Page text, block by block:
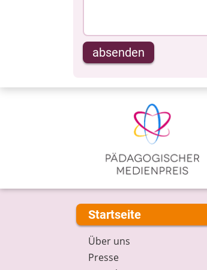
absenden
Startseite
Über uns
Presse